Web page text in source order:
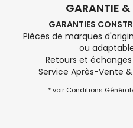
GARANTIE
GARANTIES
Pièces de marques
ou
Retours et
Service Après-Vente
* voir Conditions